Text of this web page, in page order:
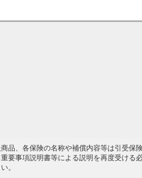
品、各保険の名称や補償内容等は引受保
要事項説明書等による説明を再度受ける
。